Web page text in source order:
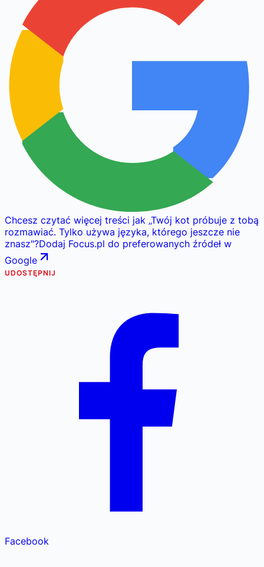
Chcesz czytać więcej treści jak „Twój kot próbuje z tobą
rozmawiać. Tylko używa języka, którego jeszcze nie
znasz"?Dodaj Focus.pl do preferowanych źródeł w
Google
UDOSTĘPNIJ
Facebook